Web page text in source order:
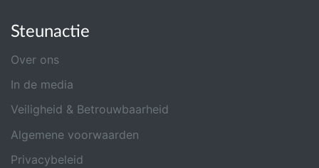
Steunactie
Over ons
In de media
Veiligheid & Betrouwbaarheid
Algemene voorwaarden
Privacybeleid